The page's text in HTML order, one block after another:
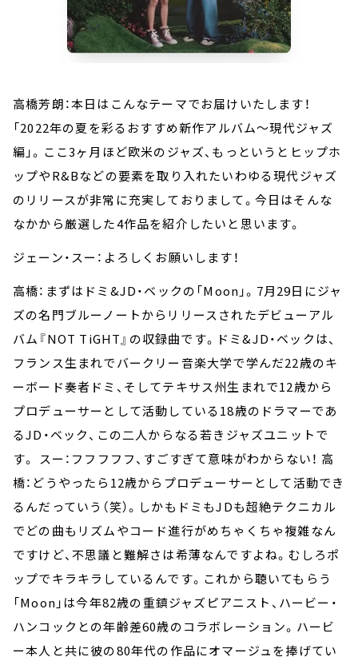
高橋芳朗：本日はこんなテーマでお届けいたします！
「2022年の夏を彩るおすすめ新作アルバム～現代ジャズ
編」。ここ3ヶ月ほど欧米のジャズ、もっというとヒップホ
ップやR&Bなどの要素を取り入れたいわゆる現代ジャズ
のリリースが非常に充実しておりまして。今日はそんな
なかから厳選した4作品を紹介したいと思います。
ジェーン・スー：よろしくお願いします！
高橋：まずはドミ&JD・ベックの「Moon」。7月29日にジャ
ズの名門ブルーノートからリリースされたデビューアル
バム『NOT TiGHT』の収録曲です。ドミ&JD・ベックは、
フランス生まれでバークリー音楽大学で学んだ22歳のキ
ーボード奏者ドミ、そしてテキサス州生まれで12歳から
プロデューサーとして活動している18歳のドラマーであ
るJD・ベック、この二人からなる若きジャズユニットで
す。 スー：フフフフフ、すごすぎて意味がわからない！ 高
橋：どうやったら12歳からプロデューサーとして活動でき
るんだっていう（笑）。しかもドミもJDも超絶テクニカル
でどの曲もリズムやコード進行がめちゃくちゃ複雑なん
ですけど、不思議と難解さは希薄なんですよね。むしろポ
ップでキラキラしているんです。これから聴いてもらう
「Moon」は今年82歳の重鎮ジャズピアニスト、ハービー・
ハンコックとの年齢差60歳のコラボレーション。ハービ
ー本人と共に彼の80年代の作品にオマージュを捧げてい